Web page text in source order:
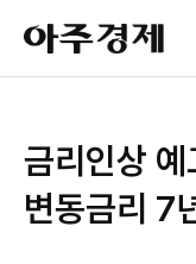
아
주
경
금리인상
변동금리 7